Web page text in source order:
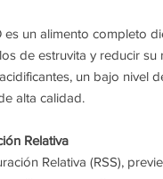
es un alimento completo
de estruvita y reducir
un bajo nivel
alta calidad.
Relativa
Relativa (RSS),